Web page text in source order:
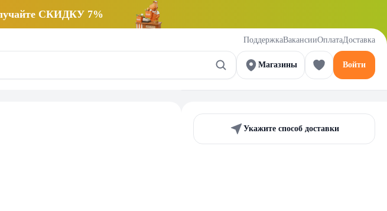
СКИДКУ 7%
ПоддержкаВакансииОплатаДоставка
Магазины Войти
Укажите способ доставки